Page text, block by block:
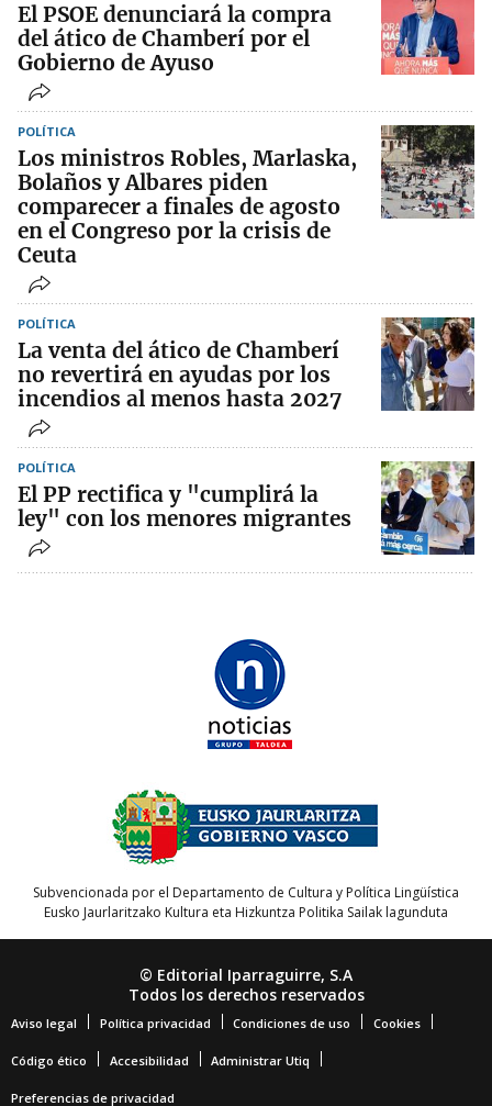
El PSOE denunciará la compra
del ático de Chamberí por el
Gobierno de Ayuso
POLÍTICA
Los ministros Robles, Marlaska,
Bolaños y Albares piden
comparecer a finales de agosto
en el Congreso por la crisis de
Ceuta
POLÍTICA
La venta del ático de Chamberí
no revertirá en ayudas por los
incendios al menos hasta 2027
POLÍTICA
El PP rectifica y "cumplirá la
ley" con los menores migrantes
Subvencionada por el Departamento de Cultura y Política Lingüística
Eusko Jaurlaritzako Kultura eta Hizkuntza Politika Sailak lagunduta
© Editorial Iparraguirre, S.A
Todos los derechos reservados
Aviso legal Política privacidad Condiciones de uso Cookies
Código ético Accesibilidad Administrar Utiq
Preferencias de privacidad